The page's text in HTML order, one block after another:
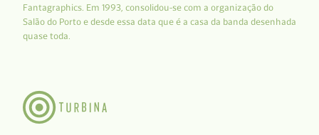
Fantagraphics. Em 1993, consolidou-se com a organização do
Salão do Porto e desde essa data que é a casa da banda desenhada
quase toda.